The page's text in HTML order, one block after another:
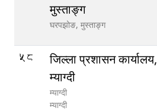
मुस्ताङ्ग
घरपझोङ, मुस्ताङ्ग
58
जिल्ला प्रशासन कार्यालय,
म्याग्दी
म्याग्दी
म्याग्दी